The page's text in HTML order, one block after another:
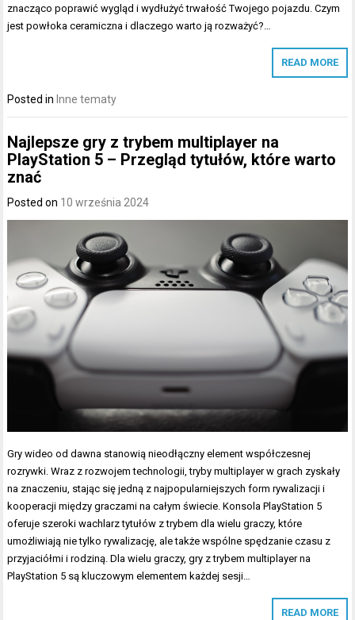
znacząco poprawić wygląd i wydłużyć trwałość Twojego pojazdu. Czym
jest powłoka ceramiczna i dlaczego warto ją rozważyć?…
READ MORE
Posted in Inne tematy
Najlepsze gry z trybem multiplayer na
PlayStation 5 – Przegląd tytułów, które warto
znać
Posted on 10 września 2024
Gry wideo od dawna stanowią nieodłączny element współczesnej
rozrywki. Wraz z rozwojem technologii, tryby multiplayer w grach zyskały
na znaczeniu, stając się jedną z najpopularniejszych form rywalizacji i
kooperacji między graczami na całym świecie. Konsola PlayStation 5
oferuje szeroki wachlarz tytułów z trybem dla wielu graczy, które
umożliwiają nie tylko rywalizację, ale także wspólne spędzanie czasu z
przyjaciółmi i rodziną. Dla wielu graczy, gry z trybem multiplayer na
PlayStation 5 są kluczowym elementem każdej sesji…
READ MORE